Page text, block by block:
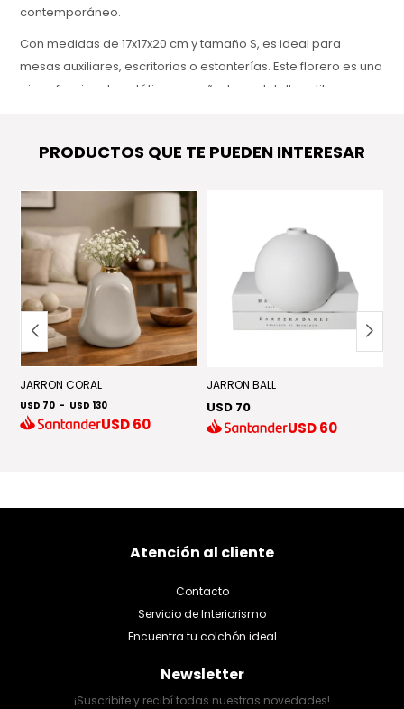
contemporáneo.
Con medidas de 17x17x20 cm y tamaño S, es ideal para
mesas auxiliares, escritorios o estanterías. Este florero es una
pieza funcional y estética que añade un detalle sutil pero
PRODUCTOS QUE TE PUEDEN INTERESAR
JARRON CORAL
USD 70 - USD 130
USD60
JARRON BALL
USD 70
USD60
Atención al cliente
Contacto
Servicio de Interiorismo
Encuentra tu colchón ideal
Newsletter
¡Suscribite y recibí todas nuestras novedades!